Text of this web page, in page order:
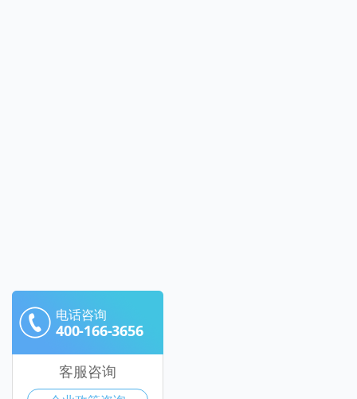
电话咨询
400-166-3656
客服咨询